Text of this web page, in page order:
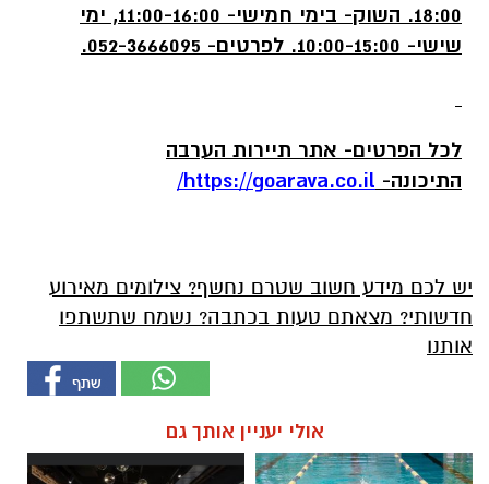
18:00. השוק- בימי חמישי- 11:00-16:00, ימי
שישי- 10:00-15:00. לפרטים- 052-3666095.
לכל הפרטים- אתר תיירות הערבה
התיכונה- https://goarava.co.il
/
יש לכם מידע חשוב שטרם נחשף? צילומים מאירוע
חדשותי? מצאתם טעות בכתבה? נשמח שתשתפו
אותנו
אולי יעניין אותך גם